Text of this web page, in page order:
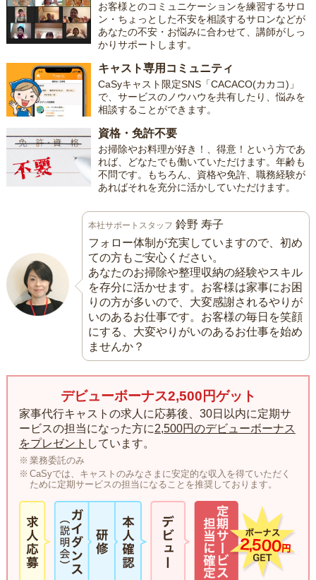
お客様とのコミュニケーションを練習するサロ
ン・ちょっとした不安を相談するサロンなどが
あなたの不安・お悩みに合わせて、講師がしっ
かりサポートします。
キャスト専用コミュニティ
CaSyキャスト限定SNS「CACACO(カカコ)」
で、サービスのノウハウを共有したり、悩みを
相談することができます。
資格・免許不要
お掃除やお料理が好き！、得意！という方であ
れば、どなたでも働いていただけます。年齢も
不問です。もちろん、資格や免許、職務経験が
あればそれを充分に活かしていただけます。
本社サポートスタッフ 鈴野 寿子
フォロー体制が充実していますので、初め
ての方もご安心ください。
あなたのお掃除や整理収納の経験やスキル
を存分に活かせます。お客様は家事にお困
りの方が多いので、大変感謝されるやりが
いのあるお仕事です。お客様の毎日を笑顔
にする、大変やりがいのあるお仕事を始め
ませんか？
デビューボーナス2,500円ゲット
家事代行キャストの求人に応募後、30日以内に定期サ
ービスの担当になった方に2,500円のデビューボーナス
をプレゼント しています。
業務委託のみ
CaSyでは、キャストのみなさまに安定的な収入を得ていただく
ために定期サービスの担当になることを推奨しております。